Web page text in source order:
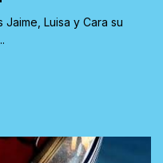
Luisa y Cara su